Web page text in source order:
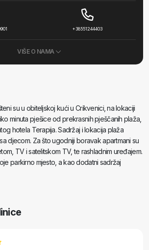
+38551244403
VIŠE O NAMA
su u obiteljskoj kući u Crikvenici, na lokaciji
minuta pješice od prekrasnih pješčanih plaža,
hotela Terapija. Sadržaj i lokacija plaža
djecom. Za što ugodniji boravak apartmani su
TV i satelitskom TV, te rashladnim uređajem.
parkirno mjesto, a kao dodatni sadržaj
udaljenosti od apartmana nalaze se
sadržaja: prehrana, farmacija, ...i sl. U ljetnim
fešti i priredbi. Jedna od vrlo važne